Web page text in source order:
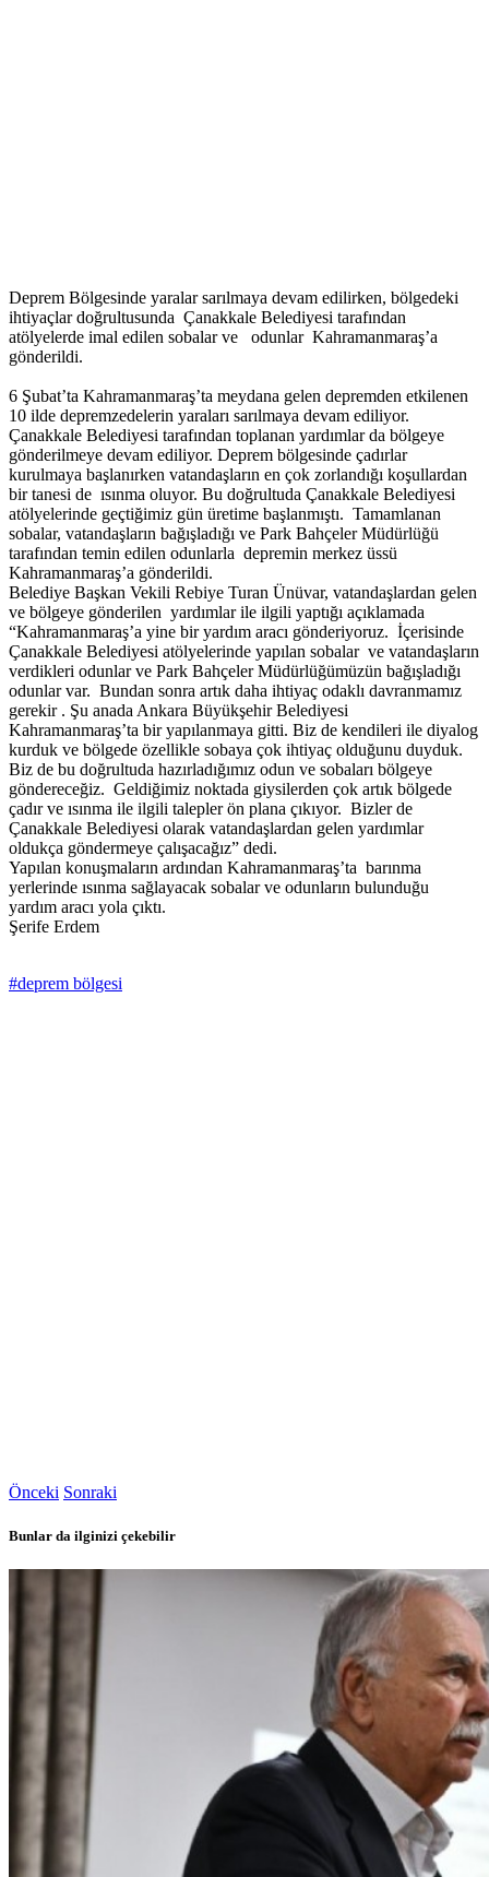
Deprem Bölgesinde yaralar sarılmaya devam edilirken, bölgedeki
ihtiyaçlar doğrultusunda Çanakkale Belediyesi tarafından
atölyelerde imal edilen sobalar ve odunlar Kahramanmaraş’a
gönderildi.
6 Şubat’ta Kahramanmaraş’ta meydana gelen depremden etkilenen
10 ilde depremzedelerin yaraları sarılmaya devam ediliyor.
Çanakkale Belediyesi tarafından toplanan yardımlar da bölgeye
gönderilmeye devam ediliyor. Deprem bölgesinde çadırlar
kurulmaya başlanırken vatandaşların en çok zorlandığı koşullardan
bir tanesi de ısınma oluyor. Bu doğrultuda Çanakkale Belediyesi
atölyelerinde geçtiğimiz gün üretime başlanmıştı. Tamamlanan
sobalar, vatandaşların bağışladığı ve Park Bahçeler Müdürlüğü
tarafından temin edilen odunlarla depremin merkez üssü
Kahramanmaraş’a gönderildi.
Belediye Başkan Vekili Rebiye Turan Ünüvar, vatandaşlardan gelen
ve bölgeye gönderilen yardımlar ile ilgili yaptığı açıklamada
“Kahramanmaraş’a yine bir yardım aracı gönderiyoruz. İçerisinde
Çanakkale Belediyesi atölyelerinde yapılan sobalar ve vatandaşların
verdikleri odunlar ve Park Bahçeler Müdürlüğümüzün bağışladığı
odunlar var. Bundan sonra artık daha ihtiyaç odaklı davranmamız
gerekir . Şu anada Ankara Büyükşehir Belediyesi
Kahramanmaraş’ta bir yapılanmaya gitti. Biz de kendileri ile diyalog
kurduk ve bölgede özellikle sobaya çok ihtiyaç olduğunu duyduk.
Biz de bu doğrultuda hazırladığımız odun ve sobaları bölgeye
göndereceğiz. Geldiğimiz noktada giysilerden çok artık bölgede
çadır ve ısınma ile ilgili talepler ön plana çıkıyor. Bizler de
Çanakkale Belediyesi olarak vatandaşlardan gelen yardımlar
oldukça göndermeye çalışacağız” dedi.
Yapılan konuşmaların ardından Kahramanmaraş’ta barınma
yerlerinde ısınma sağlayacak sobalar ve odunların bulunduğu
yardım aracı yola çıktı.
Şerife Erdem
#deprem bölgesi
Önceki Sonraki
Bunlar da ilginizi çekebilir